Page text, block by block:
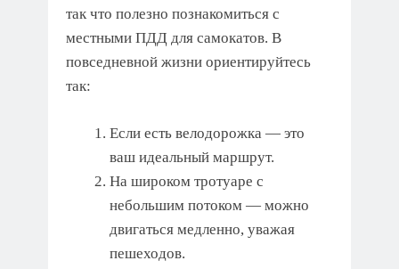
так что полезно познакомиться с
местными ПДД для самокатов. В
повседневной жизни ориентируйтесь
так:
Если есть велодорожка — это
ваш идеальный маршрут.
На широком тротуаре с
небольшим потоком — можно
двигаться медленно, уважая
пешеходов.